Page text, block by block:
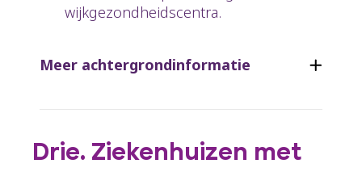
wijkgezondheidscentra.
Meer achtergrondinformatie
Drie. Ziekenhuizen met